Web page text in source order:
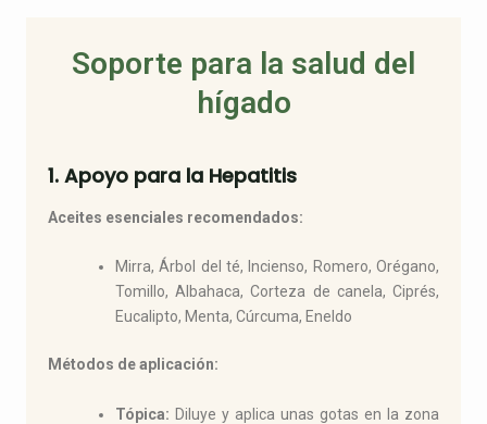
p
p a
m
e
Soporte para la salud del
hígado
1. Apoyo para la Hepatitis
Aceites esenciales recomendados:
Mirra, Árbol del té, Incienso, Romero, Orégano,
Tomillo, Albahaca, Corteza de canela, Ciprés,
Eucalipto, Menta, Cúrcuma, Eneldo
Métodos de aplicación:
Tópica: Diluye y aplica unas gotas en la zona